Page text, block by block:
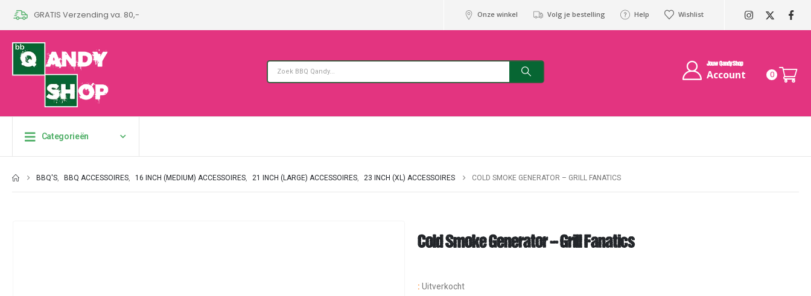
GRATIS Verzending va. 80,- Onze winkel Volg je bestelling Help Wishlist
Jouw QandyShop
Account 0
Categorieën
BBQ'S, BBQ ACCESSOIRES, 16 INCH (MEDIUM) ACCESSOIRES, 21 INCH (LARGE) ACCESSOIRES, 23 INCH (XL) ACCESSOIRES COLD SMOKE GENERATOR – GRILL FANATICS
Cold Smoke Generator – Grill Fanatics
: Uitverkocht